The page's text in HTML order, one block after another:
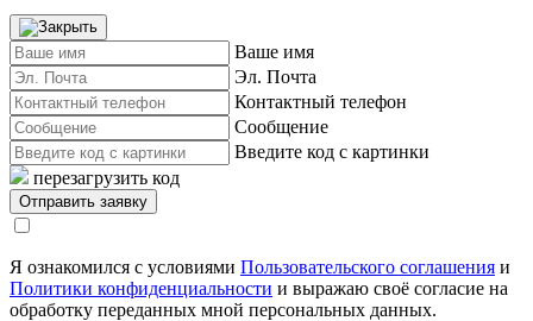
Ваше имя
Эл. Почта
Контактный телефон
Сообщение
Введите код с картинки
перезагрузить код
Я ознакомился с условиями Пользовательского соглашения и
Политики конфиденциальности и выражаю своё согласие на
обработку переданных мной персональных данных.